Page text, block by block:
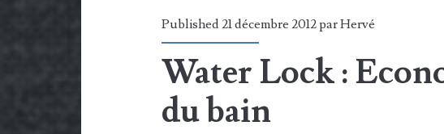
Published 21 décembre 2012 parHervé
Water Lock :
du bain